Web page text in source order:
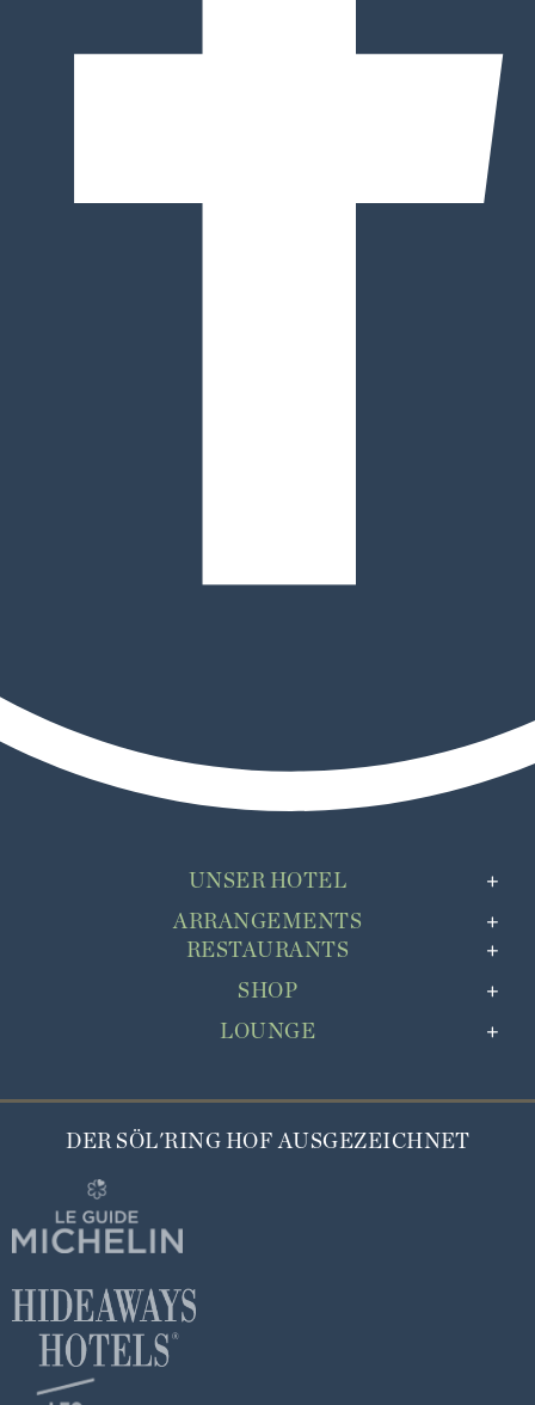
UNSER HOTEL
ARRANGEMENTS
RESTAURANTS
SHOP
LOUNGE
DER SÖL'RING HOF AUSGEZEICHNET